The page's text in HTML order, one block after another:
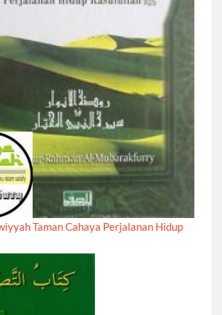
Taman Cahaya Perjalanan Hidup